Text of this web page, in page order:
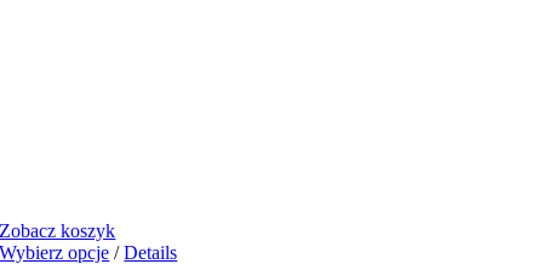
Zobacz koszyk
Wybierz opcje Ten
/ Details